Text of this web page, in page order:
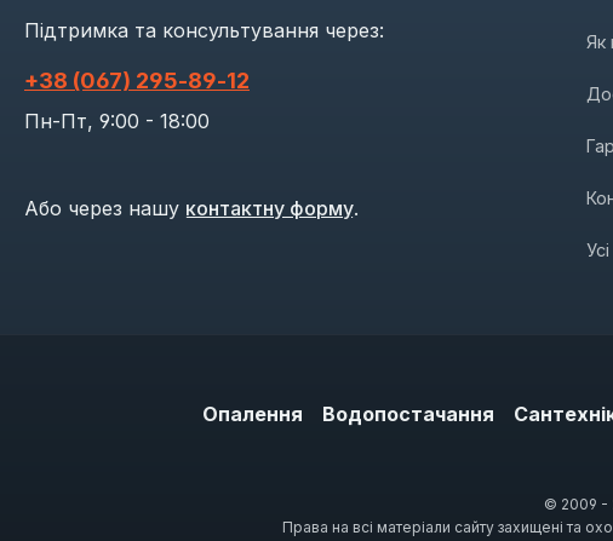
Підтримка та консультування через:
+38 (067) 295‑89‑12
Пн-Пт, 9:00 - 18:00
Або через нашу контактну форму.
Як
Опалення Водопостачання
© 2009 -
Права на всі матеріали сайту захищені та